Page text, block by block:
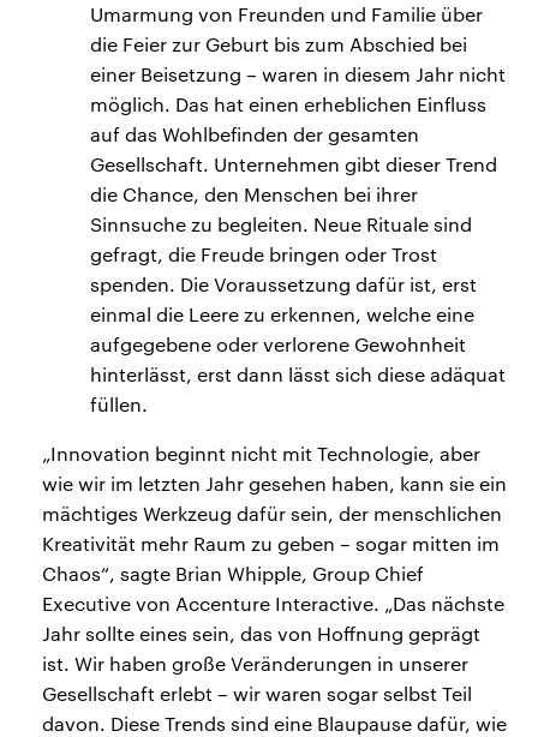
Umarmung von Freunden und Familie über
die Feier zur Geburt bis zum Abschied bei
einer Beisetzung – waren in diesem Jahr nicht
möglich. Das hat einen erheblichen Einfluss
auf das Wohlbefinden der gesamten
Gesellschaft. Unternehmen gibt dieser Trend
die Chance, den Menschen bei ihrer
Sinnsuche zu begleiten. Neue Rituale sind
gefragt, die Freude bringen oder Trost
spenden. Die Voraussetzung dafür ist, erst
einmal die Leere zu erkennen, welche eine
aufgegebene oder verlorene Gewohnheit
hinterlässt, erst dann lässt sich diese adäquat
füllen.
„Innovation beginnt nicht mit Technologie, aber
wie wir im letzten Jahr gesehen haben, kann sie ein
mächtiges Werkzeug dafür sein, der menschlichen
Kreativität mehr Raum zu geben – sogar mitten im
Chaos“, sagte Brian Whipple, Group Chief
Executive von Accenture Interactive. „Das nächste
Jahr sollte eines sein, das von Hoffnung geprägt
ist. Wir haben große Veränderungen in unserer
Gesellschaft erlebt – wir waren sogar selbst Teil
davon. Diese Trends sind eine Blaupause dafür, wie